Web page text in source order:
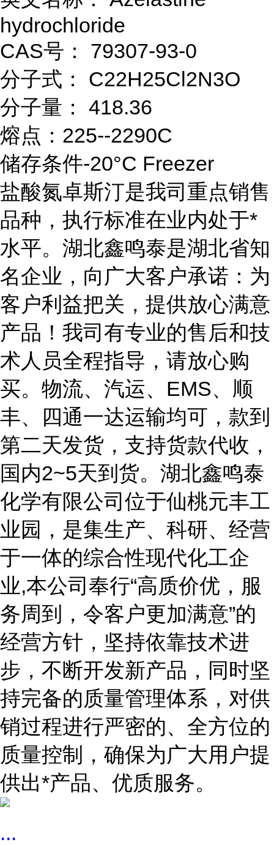
hydrochloride
CAS号： 79307-93-0
分子式： C22H25Cl2N3O
分子量： 418.36
熔点：225--2290C
储存条件-20°C Freezer
盐酸氮卓斯汀是我司重点销售
品种，执行标准在业内处于*
水平。湖北鑫鸣泰是湖北省知
名企业，向广大客户承诺：为
客户利益把关，提供放心满意
产品！我司有专业的售后和技
术人员全程指导，请放心购
买。物流、汽运、EMS、顺
丰、四通一达运输均可，款到
第二天发货，支持货款代收，
国内2~5天到货。湖北鑫鸣泰
化学有限公司位于仙桃元丰工
业园，是集生产、科研、经营
于一体的综合性现代化工企
业,本公司奉行“高质价优，服
务周到，令客户更加满意”的
经营方针，坚持依靠技术进
步，不断开发新产品，同时坚
持完备的质量管理体系，对供
销过程进行严密的、全方位的
质量控制，确保为广大用户提
供出*产品、优质服务。
...